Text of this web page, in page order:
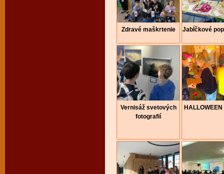
Zdravé maškrtenie Jabĺčkové
Vernisáž svetových
fotografií